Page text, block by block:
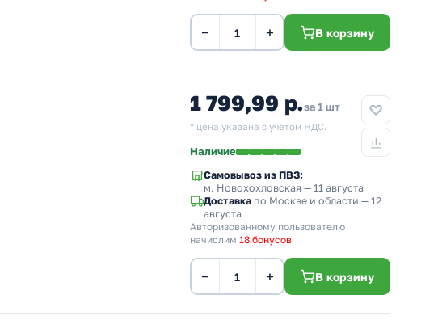
− + В корзину
1 799,99 р.за 1 шт
* цена указана с учетом НДС.
Наличие
Самовывоз из ПВЗ:
м. Новохохловская — 11 августа
Доставка по Москве и области — 12
августа
Авторизованному пользователю
начислим 18 бонусов
− + В корзину